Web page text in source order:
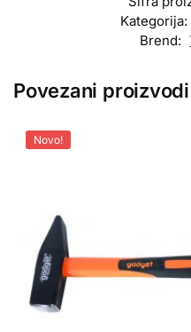
Kategorija:
Brend:
Povezani proizvodi
Novo!